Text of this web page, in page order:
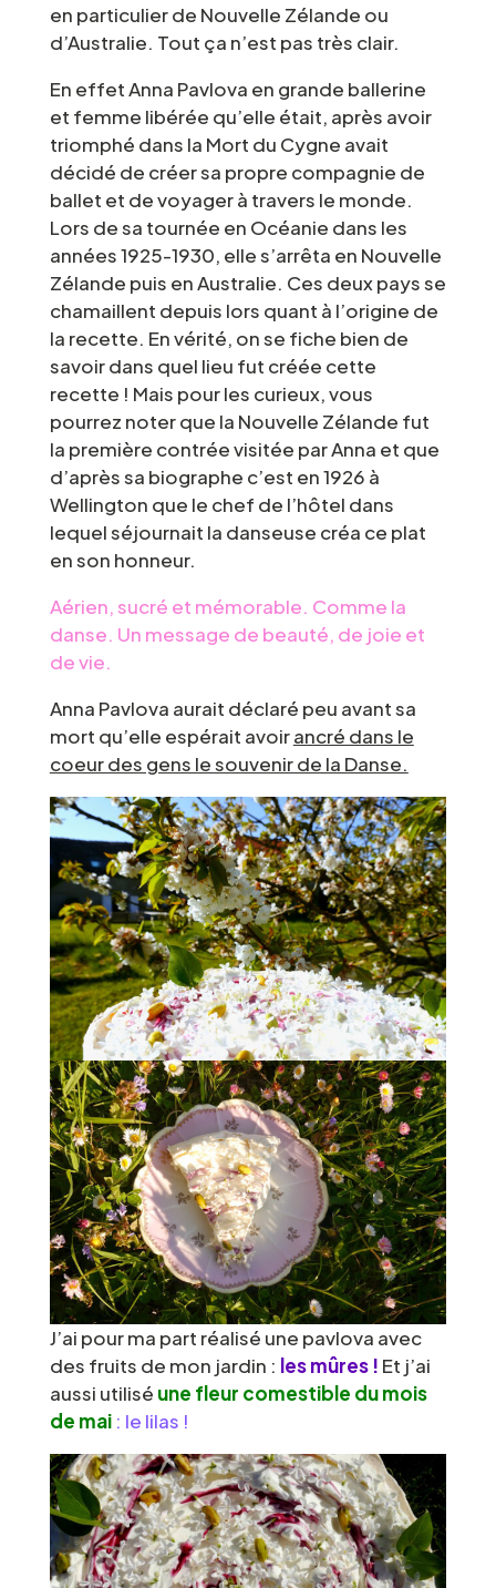
en particulier de Nouvelle Zélande ou
d’Australie. Tout ça n’est pas très clair.
En effet Anna Pavlova en grande ballerine
et femme libérée qu’elle était, après avoir
triomphé dans la Mort du Cygne avait
décidé de créer sa propre compagnie de
ballet et de voyager à travers le monde.
Lors de sa tournée en Océanie dans les
années 1925-1930, elle s’arrêta en Nouvelle
Zélande puis en Australie. Ces deux pays se
chamaillent depuis lors quant à l’origine de
la recette. En vérité, on se fiche bien de
savoir dans quel lieu fut créée cette
recette ! Mais pour les curieux, vous
pourrez noter que la Nouvelle Zélande fut
la première contrée visitée par Anna et que
d’après sa biographe c’est en 1926 à
Wellington que le chef de l’hôtel dans
lequel séjournait la danseuse créa ce plat
en son honneur.
Aérien, sucré et mémorable. Comme la
danse. Un message de beauté, de joie et
de vie.
Anna Pavlova aurait déclaré peu avant sa
mort qu’elle espérait avoirancré dans le
coeur des gens le souvenir de la Danse.
J’ai pour ma part réalisé une pavlova avec
des fruits de mon jardin : les mûres ! Et j’ai
aussi utilisé une fleur comestible du mois
de mai: le lilas !